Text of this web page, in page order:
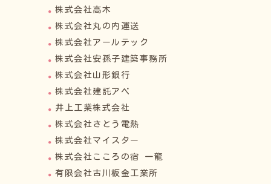
株式会社高木
株式会社丸の内運送
株式会社アールテック
株式会社安孫子建築事務所
株式会社山形銀行
株式会社建託アベ
井上工業株式会社
株式会社さとう電熱
株式会社マイスター
株式会社こころの宿 一龍
有限会社古川板金工業所